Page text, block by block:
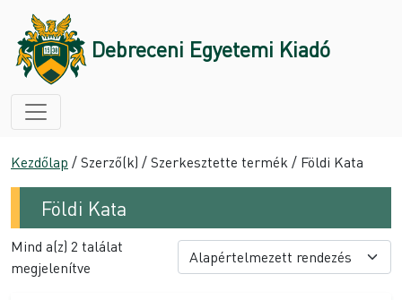
Debreceni Egyetemi Kiadó
Kezdőlap / Szerző(k) / Szerkesztette termék / Földi Kata
Földi Kata
Mind a(z) 2 találat
megjelenítve